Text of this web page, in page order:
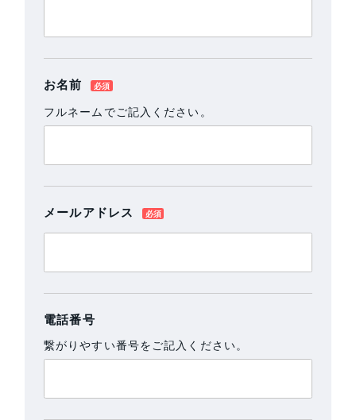
お名前
フルネームでご記入ください。
メールアドレス
電話番号
繋がりやすい番号をご記入ください。